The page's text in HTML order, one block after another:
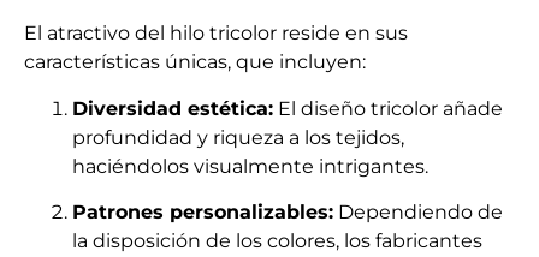
El atractivo del hilo tricolor reside en sus
características únicas, que incluyen:
Diversidad estética: El diseño tricolor añade
profundidad y riqueza a los tejidos,
haciéndolos visualmente intrigantes.
Patrones personalizables: Dependiendo de
la disposición de los colores, los fabricantes